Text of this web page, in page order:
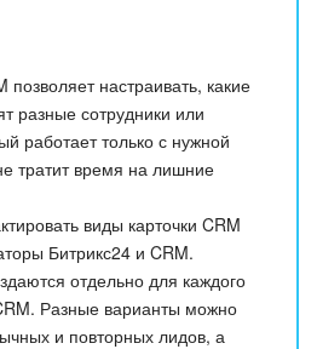
позволяет настраивать, какие
разные сотрудники или
работает только с нужной
тратит время на лишние
виды карточки CRM
Битрикс24 и CRM.
отдельно для каждого
Разные варианты можно
и повторных лидов, а